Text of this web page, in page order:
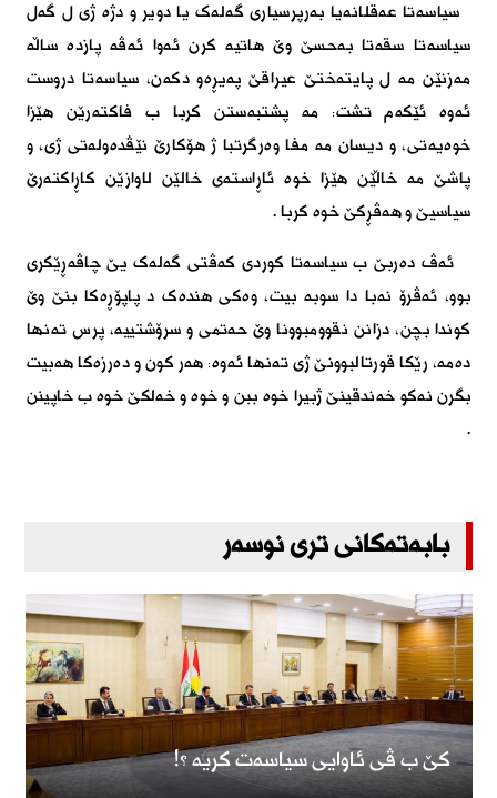
سیاسەتا عەقلانەیا بەرپرسیارى گەلەک یا دویر و دژە ژى ل گەل
سیاسەتا سقەتا بەحسێ وێ هاتیە کرن ئەوا ئەڤە پازدە ساڵە
مەزنێن مە ل پایتەختێ عیراقێ پەیڕەو دکەن، سیاسەتا دروست
ئەوە ئێکەم تشت: مە پشتبەستن کربا ب فاکتەرێن هێزا
خوەیەتى، و دیسان مە مفا وەرگرتبا ژ هۆکارێ نێڤدەولەتى ژى، و
پاشێ مە خاڵێن هێزا خوە ئاڕاستەى خالێن لاوازێن کاڕاکتەرێ
سیاسیێ و هەڤڕکێ خوە کربا.
ئەڤ دەربێ ب سیاسەتا کوردى کەڤتى گەلەک یێ چاڤەڕێکری
بوو، ئەڤرۆ نەبا دا سوبە بیت، وەکى هندەک د پاپۆڕەکا بنێ وێ
کوندا بچن، دزانن نقوومبوونا وێ حەتمی و سرۆشتییە، پرس تەنها
دەمە، رێکا قورتالبوونێ ژى تەنها ئەوە: هەر کون و دەرزەکا هەبیت
بگرن نەکو خەندقینێ ژبیرا خوە ببن و خوە و خەلکێ خوە ب خاپینن
.
بابەتەکانی تری نوسەر
کێ ب ڤى ئاوایى سیاسەت کریە ؟!